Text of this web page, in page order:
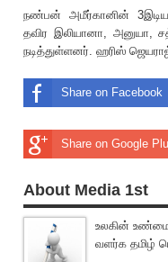
நண்பன் அமீர்கானின்
தவிர இலியானா, அனுயா,
நடித்துள்ளனர். ஹரிஸ்
Share on Facebook
Share on Google
About Media 1st
உலகின்
வளர்க தமிழ்